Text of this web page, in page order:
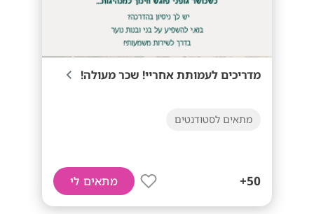
מדריכים לעמותת אחריי! שכר מעולה!
מתאים לסטודנטים
50+ מתאים לי